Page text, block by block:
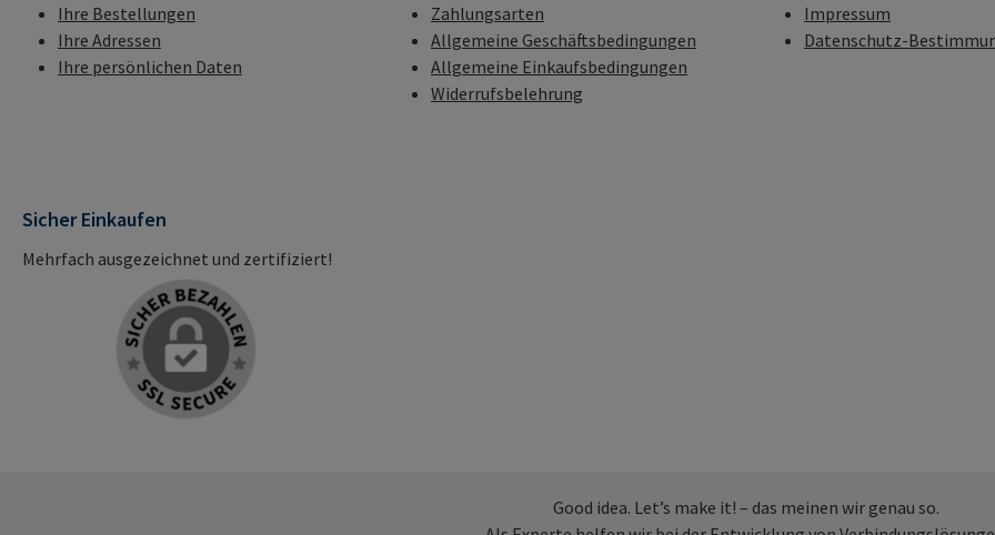
Ihre Bestellungen
Ihre Adressen
Ihre persönlichen Daten
Zahlungsarten
Allgemeine Geschäftsbedingungen
Allgemeine Einkaufsbedingungen
Widerrufsbelehrung
Impressum
Datenschutz-
Sicher Einkaufen
Mehrfach ausgezeichnet und zertifiziert!
Good idea. Let’s make it! – das meinen wir genau so.